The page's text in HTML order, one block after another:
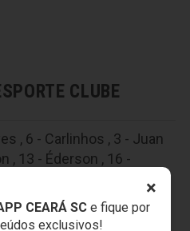
×
CEARÁ SCe fique por
exclusivos!
CLUBE
, 6 - Carlinhos , 3 - Juan
, 13 - Éderson , 16 -
, 97 - Pablo , 17 -
, 7 - Robson